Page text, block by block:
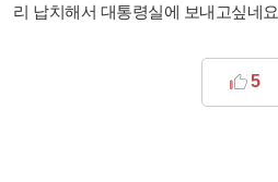
리 납치해서 대통령실에 보내고싶네요
5